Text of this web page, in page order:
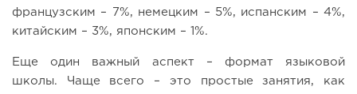
французским – 7%, немецким – 5%, испанским – 4%,
китайским – 3%, японским – 1%.
Еще один важный аспект – формат языковой
школы. Чаще всего – это простые занятия, как